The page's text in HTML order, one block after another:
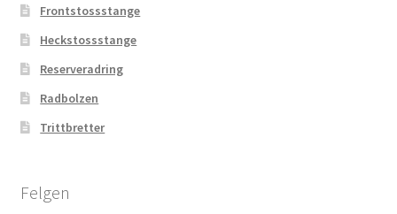
Frontstossstange
Heckstossstange
Reserveradring
Radbolzen
Trittbretter
Felgen